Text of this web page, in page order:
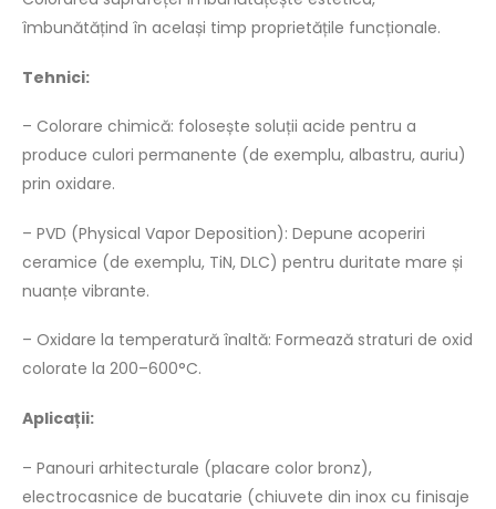
îmbunătățind în același timp proprietățile funcționale.
Tehnici:
– Colorare chimică: folosește soluții acide pentru a
produce culori permanente (de exemplu, albastru, auriu)
prin oxidare.
– PVD (Physical Vapor Deposition): Depune acoperiri
ceramice (de exemplu, TiN, DLC) pentru duritate mare și
nuanțe vibrante.
– Oxidare la temperatură înaltă: Formează straturi de oxid
colorate la 200–600°C.
Aplicații:
– Panouri arhitecturale (placare color bronz),
electrocasnice de bucatarie (chiuvete din inox cu finisaje